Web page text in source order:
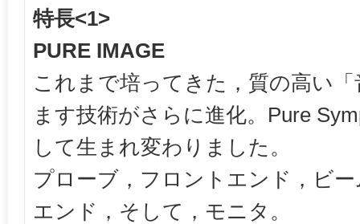
特長<1>
PURE IMAGE
これまで培ってきた，質の高い
ます技術がさらに進化。Pure
して生まれ変わりました。
プローブ，フロントエンド，ビ
エンド，そして，モニタ。